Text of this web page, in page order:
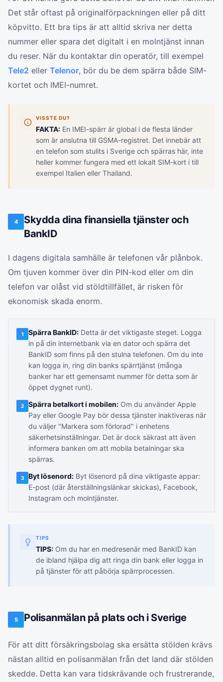
Det står oftast på originalförpackningen eller på ditt
köpvitto. Ett bra tips är att alltid skriva ner detta
nummer eller spara det digitalt i en molntjänst innan
du reser. När du kontaktar din operatör, till exempel
Tele2 eller Telenor, bör du be dem spärra både SIM-
kortet och IMEI-numret.
VISSTE DU?
FAKTA: En IMEI-spärr är global i de flesta länder
som är anslutna till GSMA-registret. Det innebär att
en telefon som stulits i Sverige och spärras här, inte
heller kommer fungera med ett lokalt SIM-kort i till
exempel Italien eller Thailand.
4
Skydda dina finansiella tjänster och
BankID
I dagens digitala samhälle är telefonen vår plånbok.
Om tjuven kommer över din PIN-kod eller om din
telefon var olåst vid stöldtillfället, är risken för
ekonomisk skada enorm.
1 Spärra BankID: Detta är det viktigaste steget. Logga
in på din internetbank via en dator och spärra det
BankID som finns på den stulna telefonen. Om du inte
kan logga in, ring din banks spärrtjänst (många
banker har ett gemensamt nummer för detta som är
öppet dygnet runt).
2 Spärra betalkort i mobilen: Om du använder Apple
Pay eller Google Pay bör dessa tjänster inaktiveras när
du väljer "Markera som förlorad" i enhetens
säkerhetsinställningar. Det är dock säkrast att även
informera banken om att mobila betalningar ska
spärras.
3 Byt lösenord: Byt lösenord på dina viktigaste appar:
E-post (där återställningslänkar skickas), Facebook,
Instagram och molntjänster.
TIPS
TIPS: Om du har en medresenär med BankID kan
de ibland hjälpa dig att ringa din bank eller logga in
på tjänster för att påbörja spärrprocessen.
5 Polisanmälan på plats och i Sverige
För att ditt försäkringsbolag ska ersätta stölden krävs
nästan alltid en polisanmälan från det land där stölden
skedde. Detta kan vara tidskrävande och frustrerande,